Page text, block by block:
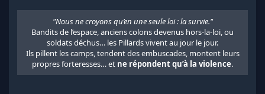
"Nous ne croyons qu’en une seule loi : la survie."
Bandits de l’espace, anciens colons devenus hors-la-loi, ou
soldats déchus… les Pillards vivent au jour le jour.
Ils pillent les camps, tendent des embuscades, montent leurs
propres forteresses… et ne répondent qu’à la violence.​